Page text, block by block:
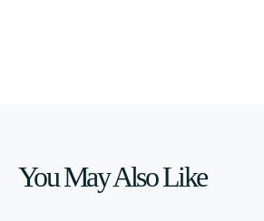
You May Also Like